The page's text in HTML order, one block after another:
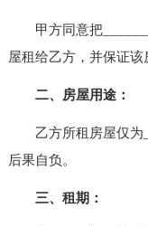
甲方同意把
屋租给乙方，并保证该
二、房屋用途：
乙方所租房屋仅为
后果自负。
三、租期：